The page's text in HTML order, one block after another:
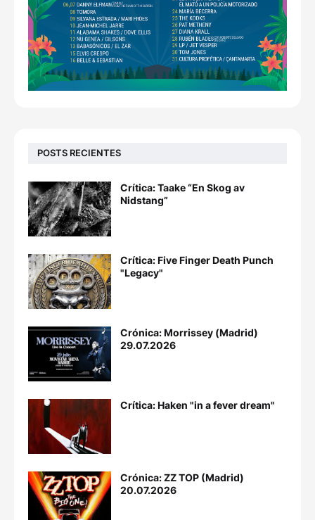
POSTS RECIENTES
Crítica: Taake “En Skog av
Nidstang”
Crítica: Five Finger Death Punch
"Legacy"
Crónica: Morrissey (Madrid)
29.07.2026
Crítica: Haken "in a fever dream"
Crónica: ZZ TOP (Madrid)
20.07.2026